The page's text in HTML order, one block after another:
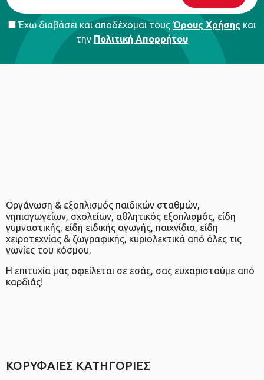
Έχω διαβάσει και αποδέχομαι τουςΌρους Χρήσης και
την Πολιτική Απορρήτου
Οργάνωση & εξοπλισμός παιδικών σταθμών,
νηπιαγωγείων, σχολείων, αθλητικός εξοπλισμός, είδη
γυμναστικής, είδη ειδικής αγωγής, παιχνίδια, είδη
χειροτεχνίας & ζωγραφικής, κυριολεκτικά από όλες τις
γωνίες του κόσμου.
Η επιτυχία μας οφείλεται σε εσάς, σας ευχαριστούμε από
καρδιάς!
ΚΟΡΥΦΑΙΕΣ ΚΑΤΗΓΟΡΙΕΣ